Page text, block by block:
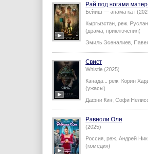
Рай под ногами
Бейиш — апама кат
Кыргызстан, реж.
(драма, приключения)
Эмиль Эсеналиев
Свист
Whistle (2025)
Канада... реж. Корин
(ужасы)
Дафни Кин Софи
Равиоли Оли
(2025)
Россия, реж. Андрей
(комедия)